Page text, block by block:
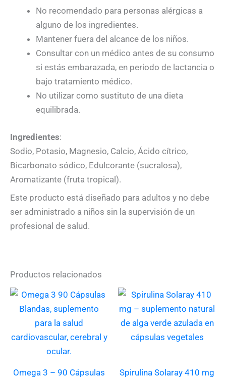
No recomendado para personas alérgicas a
alguno de los ingredientes.
Mantener fuera del alcance de los niños.
Consultar con un médico antes de su consumo
si estás embarazada, en periodo de lactancia o
bajo tratamiento médico.
No utilizar como sustituto de una dieta
equilibrada.
Ingredientes:
Sodio, Potasio, Magnesio, Calcio, Ácido cítrico,
Bicarbonato sódico, Edulcorante (sucralosa),
Aromatizante (fruta tropical).
Este producto está diseñado para adultos y no debe
ser administrado a niños sin la supervisión de un
profesional de salud.
Productos relacionados
Omega 3 – 90 Cápsulas
Spirulina Solaray 410 mg